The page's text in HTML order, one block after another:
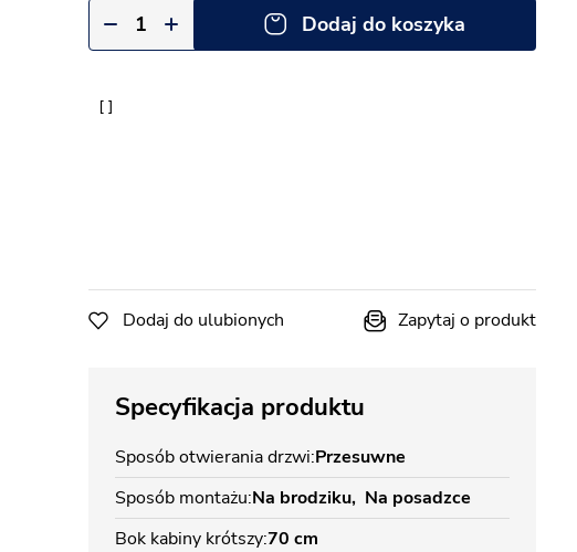
Dodaj do koszyka
Dodaj do ulubionych Zapytaj o produkt
Specyfikacja produktu
Sposób otwierania drzwi Przesuwne
Sposób montażu Na brodziku Na posadzce
Bok kabiny krótszy70 cm